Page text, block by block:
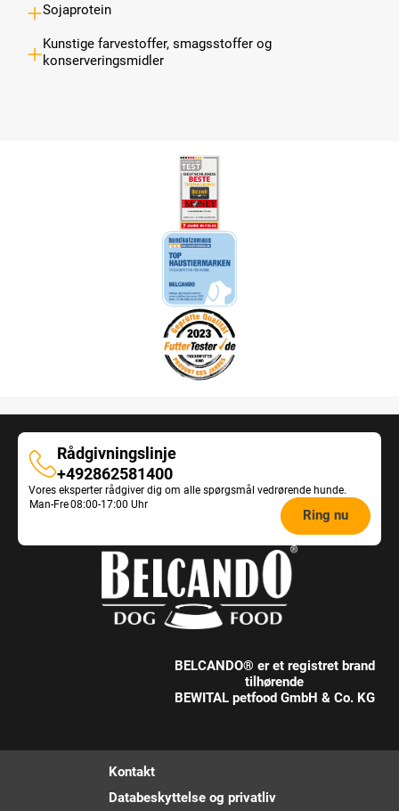
Sojaprotein
Kunstige farvestoffer, smagsstoffer og
konserveringsmidler
Rådgivningslinje
Rådgivningslinje
+492862581400
Vores eksperter rådgiver dig om alle spørgsmål vedrørende hunde.
Opening
Man-Fre08:00-17:00 Uhr
Ring nu
BELCANDO® er et registret brand
tilhørende
BEWITAL petfood GmbH & Co. KG
Kontakt
Databeskyttelse og privatliv